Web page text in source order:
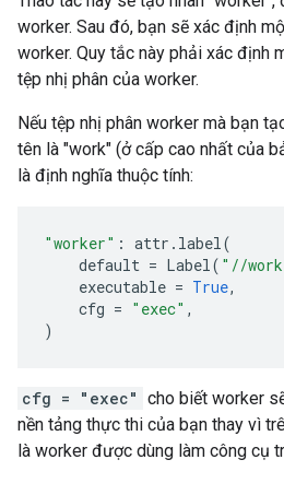
worker. Sau đó, bạn sẽ xác định
worker. Quy tắc này phải xác định
tệp nhị phân của worker.
Nếu tệp nhị phân worker mà bạn
tên là "work" (ở cấp cao nhất của
là định nghĩa thuộc tính:
"worker" : attr . label(
default = Label( "//
executable = True,
cfg = "exec" ,
)
cfg = "exec" cho biết worker
nền tảng thực thi của bạn thay vì
là worker được dùng làm công cụ